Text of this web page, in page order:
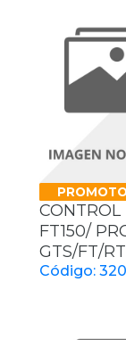
PROMOTO
CONTROL
FT150/
GTS/FT/
Código: